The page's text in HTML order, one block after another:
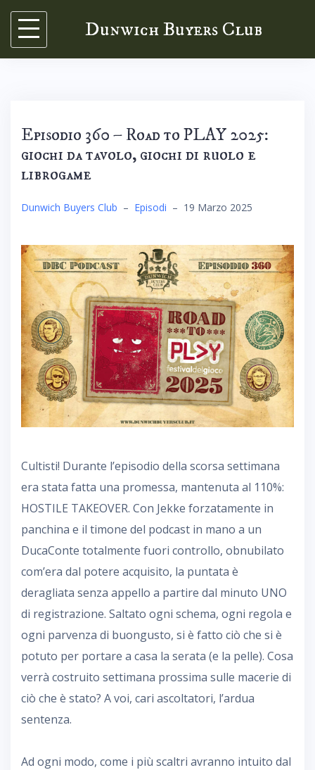
Skip
content
Dunwich Buyers Club
Episodio 360 – Road to PLAY 2025:
giochi da tavolo, giochi di ruolo e
librogame
Dunwich Buyers Club – Episodi – 19 Marzo 2025
Cultisti! Durante l’episodio della scorsa settimana
era stata fatta una promessa, mantenuta al 110%:
HOSTILE TAKEOVER. Con Jekke forzatamente in
panchina e il timone del podcast in mano a un
DucaConte totalmente fuori controllo, obnubilato
com’era dal potere acquisito, la puntata è
deragliata senza appello a partire dal minuto UNO
di registrazione. Saltato ogni schema, ogni regola e
ogni parvenza di buongusto, si è fatto ciò che si è
potuto per portare a casa la serata (e la pelle). Cosa
verrà costruito settimana prossima sulle macerie di
ciò che è stato? A voi, cari ascoltatori, l’ardua
sentenza.
Ad ogni modo, come i più scaltri avranno intuito dal